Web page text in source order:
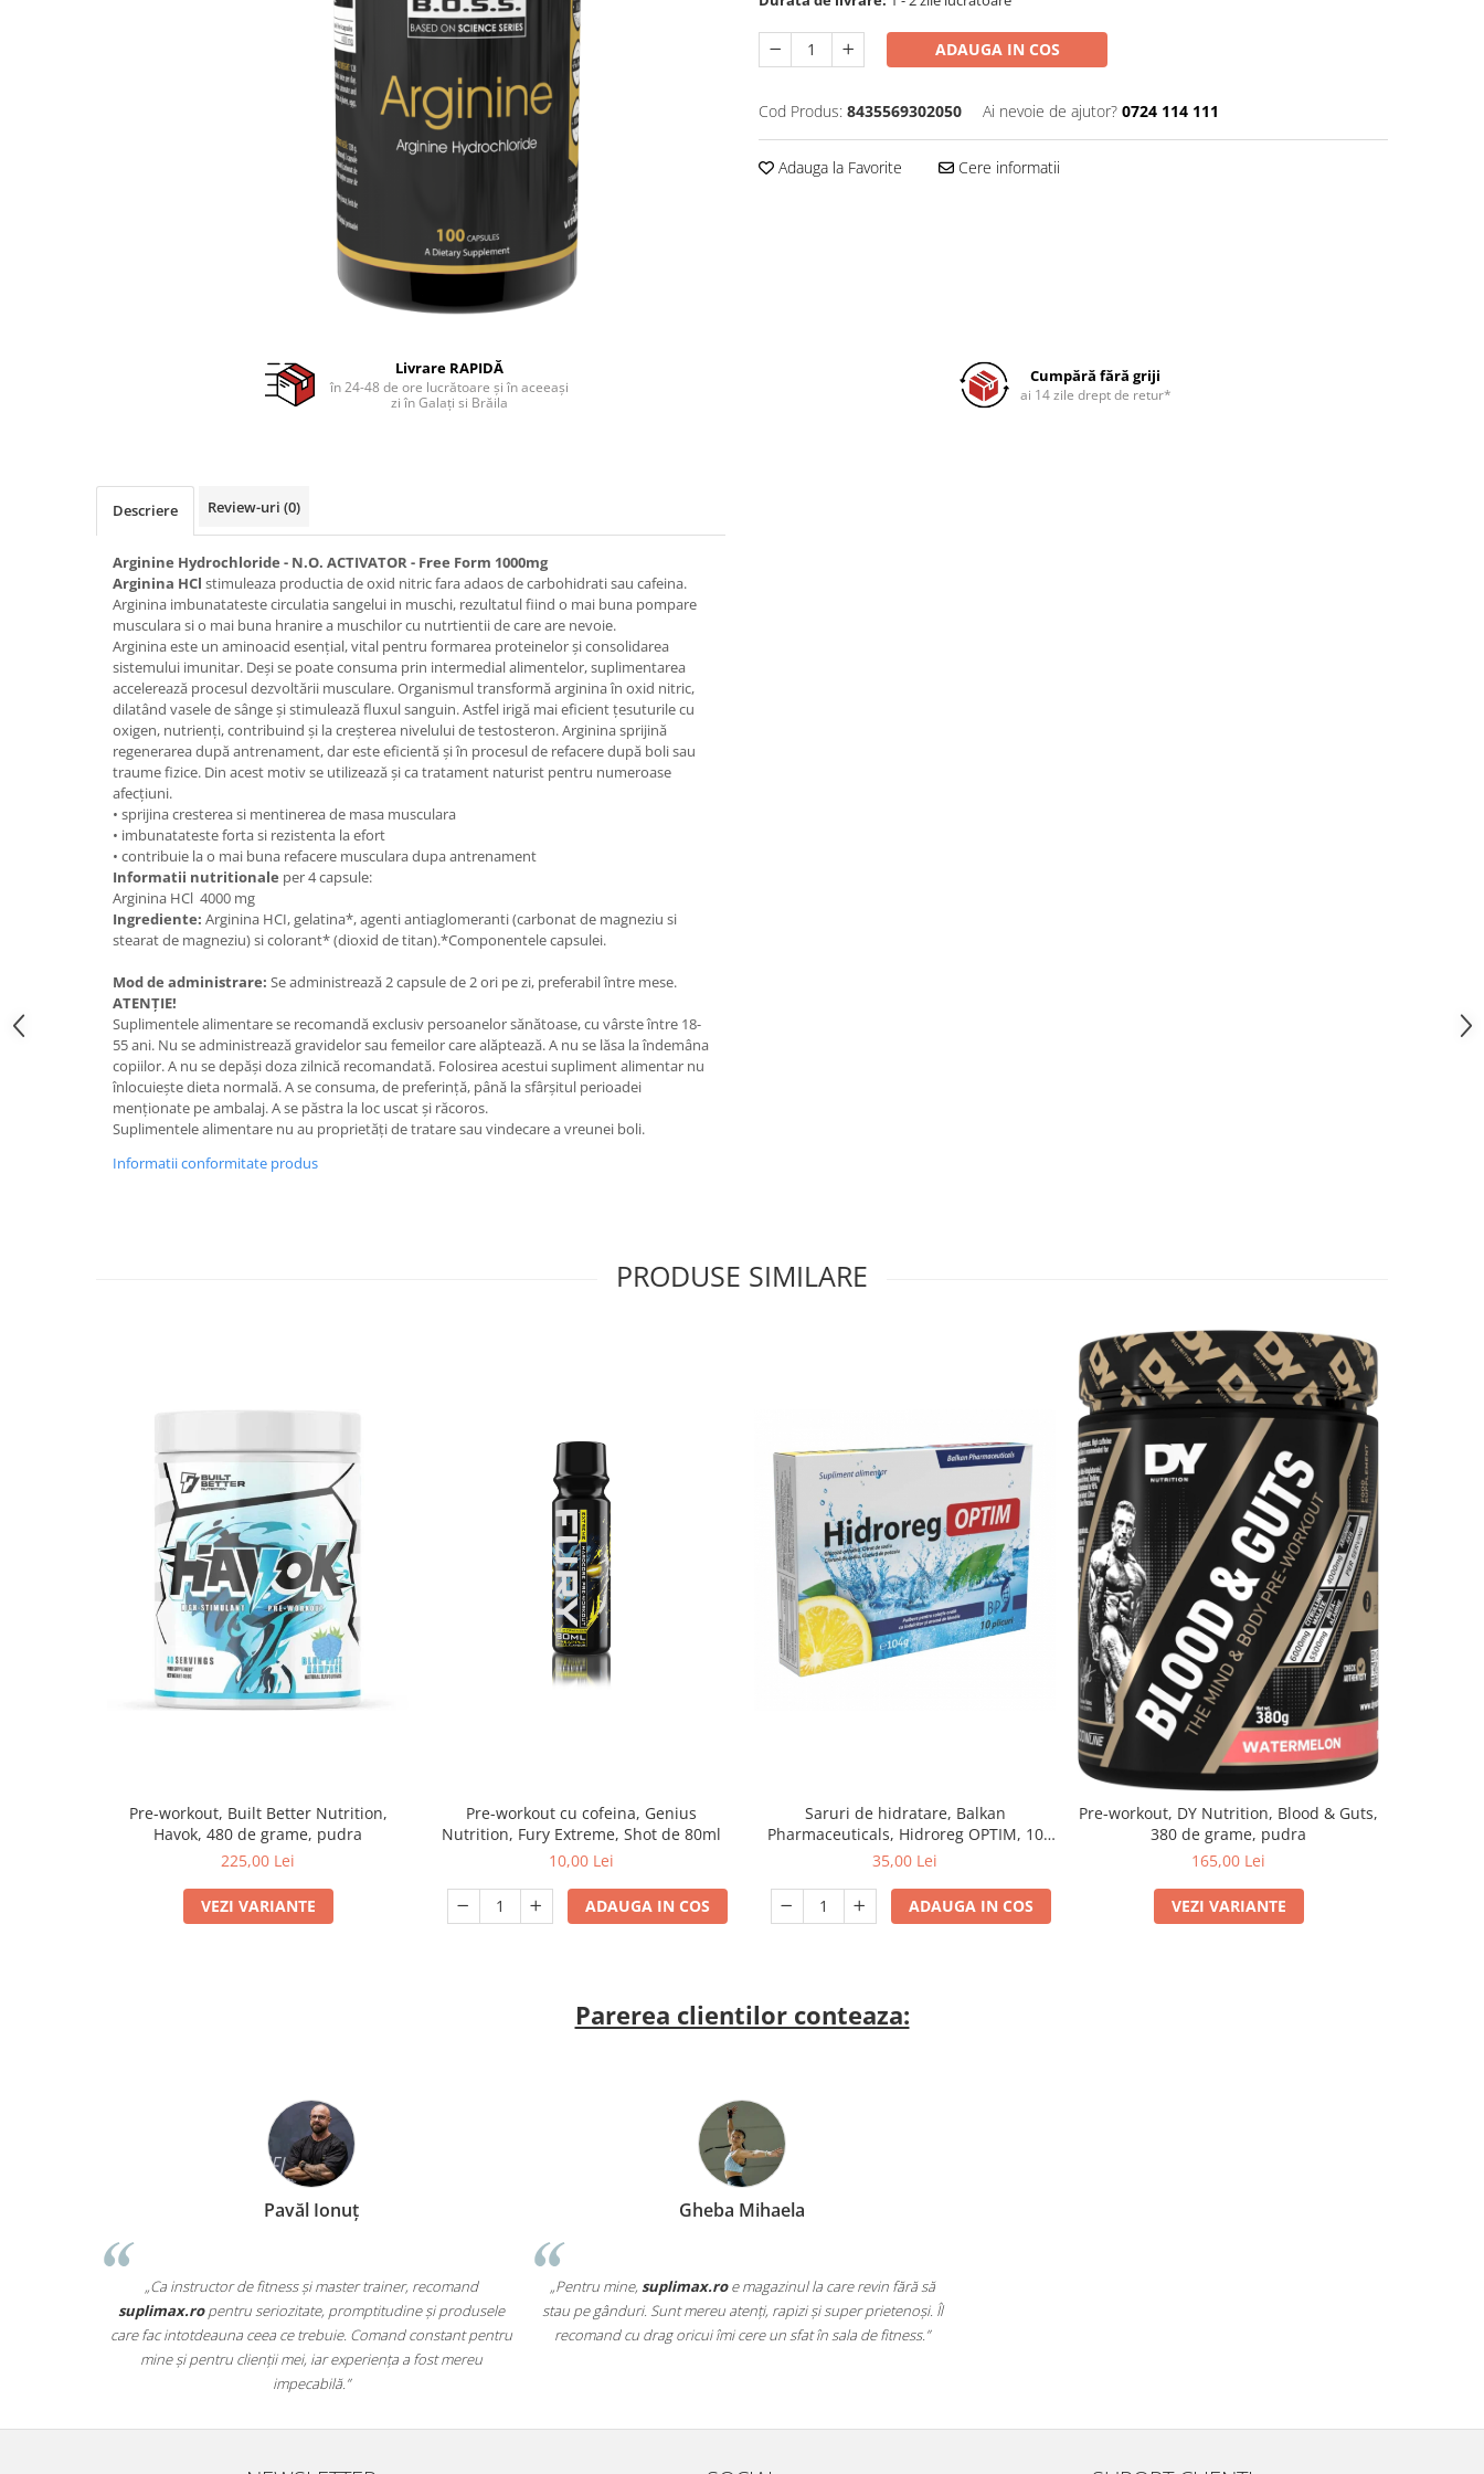
ADAUGA IN COS
Cod Produs: 8435569302050 Ai nevoie de ajutor? 0724 114 111
Adauga la Favorite Cere informatii
Livrare RAPIDĂ
în 24-48 de ore lucrătoare și în aceeași
zi în Galați si Brăila
Cumpără fără griji
ai 14 zile drept de retur*
Descriere Review-uri (0)
Arginine Hydrochloride - N.O. ACTIVATOR - Free Form 1000mg
Arginina HCl stimuleaza productia de oxid nitric fara adaos de carbohidrati sau cafeina.
Arginina imbunatateste circulatia sangelui in muschi, rezultatul fiind o mai buna pompare
musculara si o mai buna hranire a muschilor cu nutrtientii de care are nevoie.
Arginina este un aminoacid esenţial, vital pentru formarea proteinelor şi consolidarea
sistemului imunitar. Deşi se poate consuma prin intermedial alimentelor, suplimentarea
accelerează procesul dezvoltării musculare. Organismul transformă arginina în oxid nitric,
dilatând vasele de sânge şi stimulează fluxul sanguin. Astfel irigă mai eficient ţesuturile cu
oxigen, nutrienţi, contribuind şi la creşterea nivelului de testosteron. Arginina sprijină
regenerarea după antrenament, dar este eficientă şi în procesul de refacere după boli sau
traume fizice. Din acest motiv se utilizează şi ca tratament naturist pentru numeroase
afecţiuni.
• sprijina cresterea si mentinerea de masa musculara
• imbunatateste forta si rezistenta la efort
• contribuie la o mai buna refacere musculara dupa antrenament
Informatii nutritionale per 4 capsule:
Arginina HCl 4000 mg
Ingrediente: Arginina HCI, gelatina*, agenti antiaglomeranti (carbonat de magneziu si
stearat de magneziu) si colorant* (dioxid de titan).*Componentele capsulei.
Mod de administrare: Se administrează 2 capsule de 2 ori pe zi, preferabil între mese.
ATENŢIE!
Suplimentele alimentare se recomandă exclusiv persoanelor sănătoase, cu vârste între 18-
55 ani. Nu se administrează gravidelor sau femeilor care alăptează. A nu se lăsa la îndemâna
copiilor. A nu se depăşi doza zilnică recomandată. Folosirea acestui supliment alimentar nu
înlocuieşte dieta normală. A se consuma, de preferinţă, până la sfârşitul perioadei
menţionate pe ambalaj. A se păstra la loc uscat şi răcoros.
Suplimentele alimentare nu au proprietăți de tratare sau vindecare a vreunei boli.
Informatii conformitate produs
PRODUSE SIMILARE
Pre-workout, Built Better Nutrition,
Havok, 480 de grame, pudra
225,00 Lei
VEZI VARIANTE
Pre-workout cu cofeina, Genius
Nutrition, Fury Extreme, Shot de 80ml
10,00 Lei
ADAUGA IN COS
Saruri de hidratare, Balkan
Pharmaceuticals, Hidroreg OPTIM, 10
plicuri
35,00 Lei
ADAUGA IN COS
Pre-workout, DY Nutrition, Blood & Guts,
380 de grame, pudra
165,00 Lei
VEZI VARIANTE
Parerea clientilor conteaza:
Pavăl Ionuț
„Ca instructor de fitness și master trainer, recomand
suplimax.ropentru seriozitate, promptitudine și produsele
care fac intotdeauna ceea ce trebuie. Comand constant pentru
mine și pentru clienții mei, iar experiența a fost mereu
impecabilă.”
Gheba Mihaela
„Pentru mine,suplimax.roe magazinul la care revin fără să
stau pe gânduri. Sunt mereu atenți, rapizi și super prietenoși. Îl
recomand cu drag oricui îmi cere un sfat în sala de fitness.”